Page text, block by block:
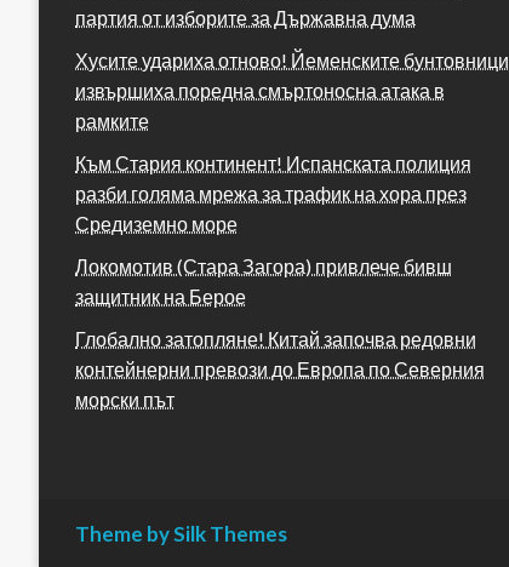
партия от изборите за Държавна дума
Хусите удариха отново! Йеменските бунтовници
извършиха поредна смъртоносна атака в
рамките
Към Стария континент! Испанската полиция
разби голяма мрежа за трафик на хора през
Средиземно море
Локомотив (Стара Загора) привлече бивш
защитник на Берое
Глобално затопляне! Китай започва редовни
контейнерни превози до Европа по Северния
морски път
Theme by Silk Themes